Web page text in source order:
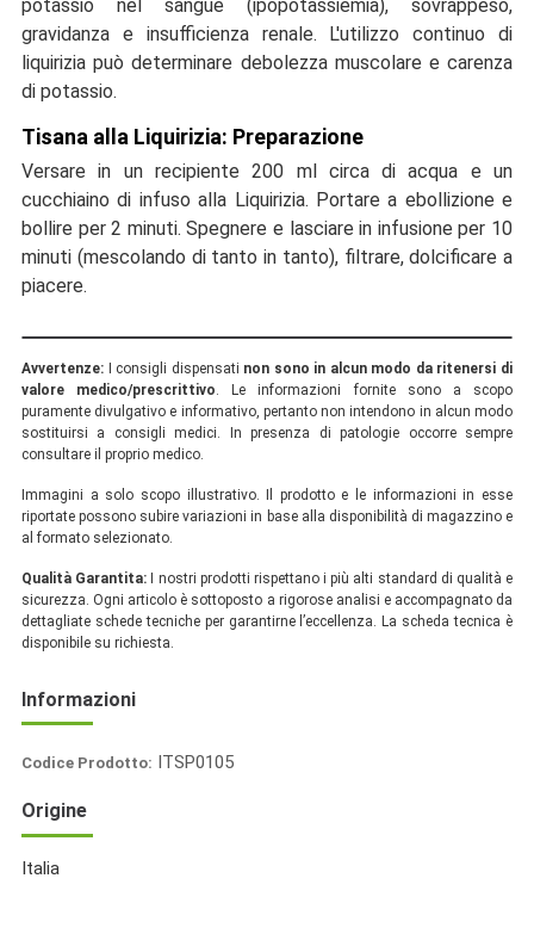
potassio nel sangue (ipopotassiemia), sovrappeso,
gravidanza e insufficienza renale. L'utilizzo continuo di
liquirizia può determinare debolezza muscolare e carenza
di potassio.
Tisana alla Liquirizia: Preparazione
Versare in un recipiente 200 ml circa di acqua e un
cucchiaino di infuso alla Liquirizia. Portare a ebollizione e
bollire per 2 minuti. Spegnere e lasciare in infusione per 10
minuti (mescolando di tanto in tanto), filtrare, dolcificare a
piacere.
Avvertenze: I consigli dispensati non sono in alcun modo da ritenersi di
valore medico/prescrittivo. Le informazioni fornite sono a scopo
puramente divulgativo e informativo, pertanto non intendono in alcun modo
sostituirsi a consigli medici. In presenza di patologie occorre sempre
consultare il proprio medico.
Immagini a solo scopo illustrativo. Il prodotto e le informazioni in esse
riportate possono subire variazioni in base alla disponibilità di magazzino e
al formato selezionato.
Qualità Garantita: I nostri prodotti rispettano i più alti standard di qualità e
sicurezza. Ogni articolo è sottoposto a rigorose analisi e accompagnato da
dettagliate schede tecniche per garantirne l’eccellenza. La scheda tecnica è
disponibile su richiesta.
Informazioni
Codice Prodotto: ITSP0105
Spezie
Origine
Italia